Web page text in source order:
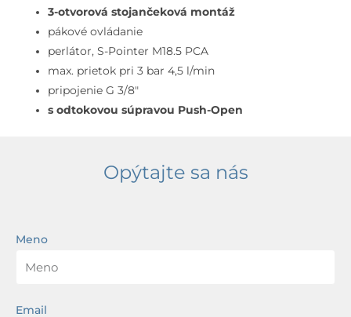
otvorová
inštalácia,
matná
čierna
3-otvorová stojančeková montáž
pákové ovládanie
perlátor, S-Pointer M18.5 PCA
max. prietok pri 3 bar 4,5 l/min
pripojenie G 3/8″
s odtokovou súpravou Push-Open
Opýtajte sa nás
Meno
Email